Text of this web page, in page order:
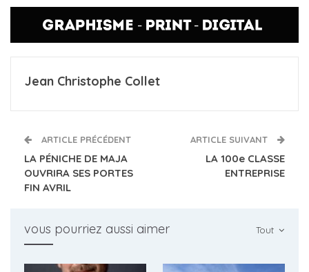
Jean Christophe Collet
ARTICLE PRÉCÉDENT
LA PÉNICHE DE MAJA
OUVRIRA SES PORTES
FIN AVRIL
ARTICLE SUIVANT
LA 100e CLASSE
ENTREPRISE
Tout
vous pourriez aussi aimer